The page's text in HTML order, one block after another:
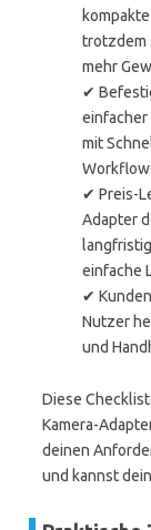
trotzdem
mehr
✔
einfacher
mit
Workflow
✔ Preis-
Adapter
einfache
✔
Nutzer
und
Diese
Kamera-
deinen
und kannst